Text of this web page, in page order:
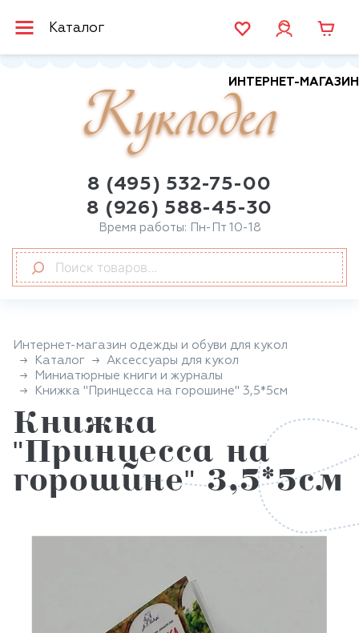
Каталог
ИНТЕРНЕТ-МАГАЗИН
Куклодел
8 (495) 532-75-00
8 (926) 588-45-30
Время работы: Пн-Пт 10-18
Интернет-магазин одежды и обуви для кукол
Каталог
Аксессуары для кукол
Миниатюрные книги и журналы
Книжка "Принцесса на горошине" 3,5*5см
Книжка
"Принцесса на
горошине" 3,5*5см